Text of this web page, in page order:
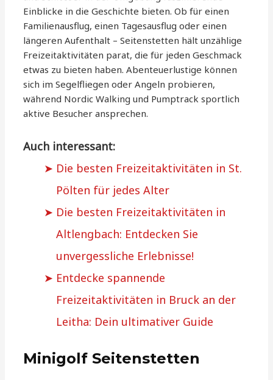
Einblicke in die Geschichte bieten. Ob für einen
Familienausflug, einen Tagesausflug oder einen
längeren Aufenthalt – Seitenstetten hält unzählige
Freizeitaktivitäten parat, die für jeden Geschmack
etwas zu bieten haben. Abenteuerlustige können
sich im Segelfliegen oder Angeln probieren,
während Nordic Walking und Pumptrack sportlich
aktive Besucher ansprechen.
Auch interessant:
Die besten Freizeitaktivitäten in St.
Pölten für jedes Alter
Die besten Freizeitaktivitäten in
Altlengbach: Entdecken Sie
unvergessliche Erlebnisse!
Entdecke spannende
Freizeitaktivitäten in Bruck an der
Leitha: Dein ultimativer Guide
Minigolf Seitenstetten